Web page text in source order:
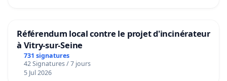
Référendum local contre le projet d'incinérateur
à Vitry-sur-Seine
731 signatures
42 Signatures / 7 jours
5 Jul 2026